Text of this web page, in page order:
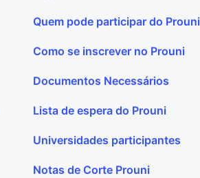
Quem pode participar do Prouni
Como se inscrever no Prouni
Documentos Necessários
Lista de espera do Prouni
Universidades participantes
Notas de Corte Prouni